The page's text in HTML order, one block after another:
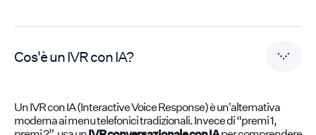
Cos'è un IVR con IA?
Un IVR con IA (Interactive Voice Response) è un'alternativa
moderna ai menu telefonici tradizionali. Invece di “premi 1,